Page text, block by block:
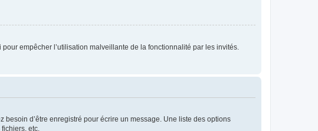
empêcher l’utilisation malveillante de la fonctionnalité par les invités.
d’être enregistré pour écrire un message. Une liste des options
etc.